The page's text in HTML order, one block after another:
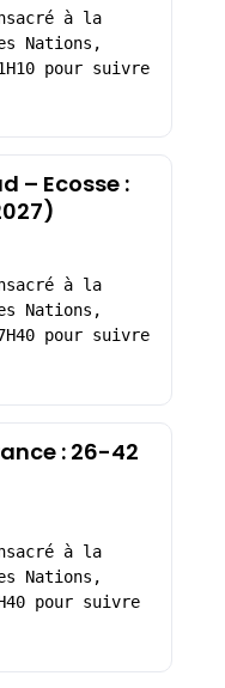
à la
Nations,
pour suivre
– Ecosse :
à la
Nations,
pour suivre
: 26-42
à la
Nations,
pour suivre